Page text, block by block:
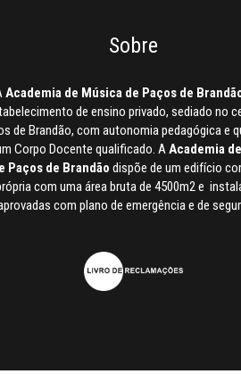
Sobre
Academia de Música de Paços de
de ensino privado, sediado no
de Brandão, com autonomia pedagógica e
Corpo Docente qualificado. AAcademia
Paços de Brandão dispõe de um edifício
com uma área bruta de 4500m2 e
com plano de emergência e de